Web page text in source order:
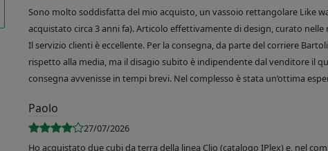
Sono molto soddisfatta del mio acquisto, un vassoio rettangolare Like
acquistato circa 3 anni fa). Articolo effettivamente di design, curato
Il servizio clienti è eccellente. Per la consegna, da parte del corriere
rispetto alla media, ma il disagio subito è indipendente dal venditore il
consegna avvenisse in tempi brevi. Nel complesso è stata un’ottima
Paolo
27/07/2026
Ho acquistato due cubi da terra della linea Clio (catalogo IPlex) e, nel